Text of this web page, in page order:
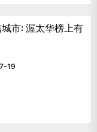
市: 渥太华榜上有
19